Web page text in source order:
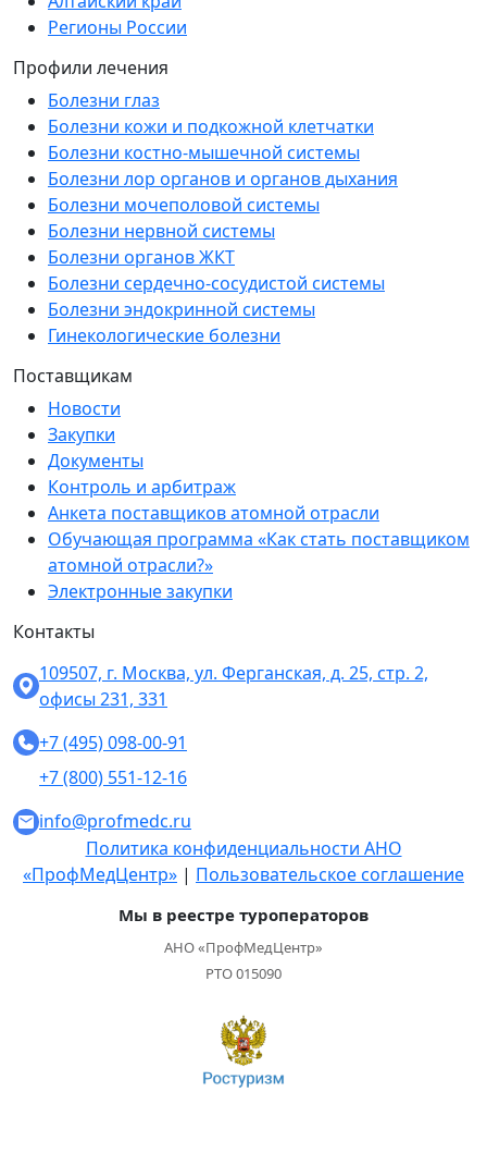
Регионы России
Профили лечения
Болезни глаз
Болезни кожи и подкожной клетчатки
Болезни костно-мышечной системы
Болезни лор органов и органов дыхания
Болезни мочеполовой системы
Болезни нервной системы
Болезни органов ЖКТ
Болезни сердечно-сосудистой системы
Болезни эндокринной системы
Гинекологические болезни
Поставщикам
Новости
Закупки
Документы
Контроль и арбитраж
Анкета поставщиков атомной отрасли
Обучающая программа «Как стать поставщиком
атомной отрасли?»
Электронные закупки
Контакты
109507, г. Москва, ул. Ферганская, д. 25, стр. 2,
офисы 231, 331
+7 (495) 098-00-91
+7 (800) 551-12-16
info@profmedc.ru
Политика конфиденциальности АНО
«ПрофМедЦентр» | Пользовательское соглашение
Мы в реестре туроператоров
АНО «ПрофМедЦентр»
РТО 015090